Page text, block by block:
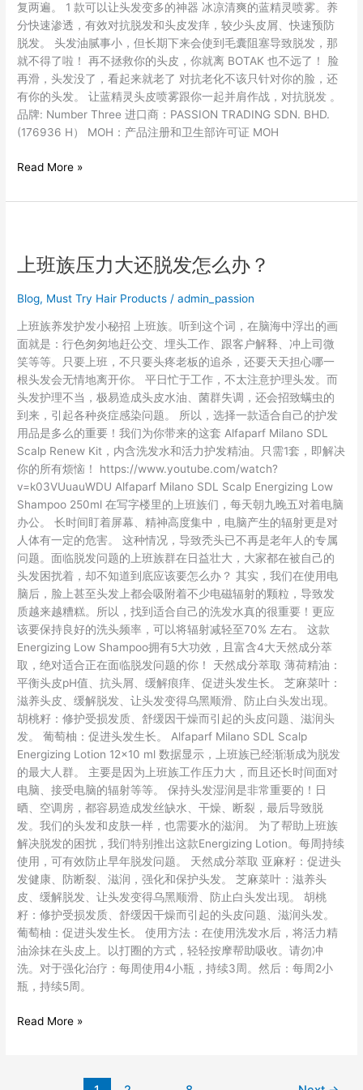
复两遍。 1 款可以让头发变多的神器 冰凉清爽的蓝精灵喷雾。养
分快速渗透，有效对抗脱发和头皮发痒，较少头皮屑、快速预防
脱发。 头发油腻事小，但长期下来会使到毛囊阻塞导致脱发，那
就不得了啦！ 再不拯救你的头皮，你就离 BOTAK 也不远了！ 脸
再滑，头发没了，看起来就老了 对抗老化不该只针对你的脸，还
有你的头发。 让蓝精灵头皮喷雾跟你一起并肩作战，对抗脱发 。
品牌: Number Three 进口商：PASSION TRADING SDN. BHD.
(176936 H） MOH：产品注册和卫生部许可证 MOH
Read More »
上班族压力大还脱发怎么办？
Blog, Must Try Hair Products /admin_passion
上班族养发护发小秘招 上班族。听到这个词，在脑海中浮出的画
面就是：行色匆匆地赶公交、埋头工作、跟客户解释、冲上司微
笑等等。只要上班，不只要头疼老板的追杀，还要天天担心哪一
根头发会无情地离开你。 平日忙于工作，不太注意护理头发。而
头发护理不当，极易造成头皮水油、菌群失调，还会招致螨虫的
到来，引起各种炎症感染问题。 所以，选择一款适合自己的护发
用品是多么的重要！我们为你带来的这套 Alfaparf Milano SDL
Scalp Renew Kit，内含洗发水和活力护发精油。只需1套，即解决
你的所有烦恼！ https://www.youtube.com/watch?
v=k03VUuauWDU Alfaparf Milano SDL Scalp Energizing Low
Shampoo 250ml 在写字楼里的上班族们，每天朝九晚五对着电脑
办公。 长时间盯着屏幕、精神高度集中，电脑产生的辐射更是对
人体有一定的危害。 这种情况，导致秃头已不再是老年人的专属
问题。面临脱发问题的上班族群在日益壮大，大家都在被自己的
头发困扰着，却不知道到底应该要怎么办？ 其实，我们在使用电
脑后，脸上甚至头发上都会吸附着不少电磁辐射的颗粒，导致发
质越来越糟糕。所以，找到适合自己的洗发水真的很重要！更应
该要保持良好的洗头频率，可以将辐射减轻至70% 左右。 这款
Energizing Low Shampoo拥有5大功效，且富含4大天然成分萃
取，绝对适合正在面临脱发问题的你！ 天然成分萃取 薄荷精油：
平衡头皮pH值、抗头屑、缓解痕痒、促进头发生长。 芝麻菜叶：
滋养头皮、缓解脱发、让头发变得乌黑顺滑、防止白头发出现。
胡桃籽：修护受损发质、舒缓因干燥而引起的头皮问题、滋润头
发。 葡萄柚：促进头发生长。 Alfaparf Milano SDL Scalp
Energizing Lotion 12×10 ml 数据显示，上班族已经渐渐成为脱发
的最大人群。 主要是因为上班族工作压力大，而且还长时间面对
电脑、接受电脑的辐射等等。 保持头发湿润是非常重要的！日
晒、空调房，都容易造成发丝缺水、干燥、断裂，最后导致脱
发。我们的头发和皮肤一样，也需要水的滋润。 为了帮助上班族
解决脱发的困扰，我们特别推出这款Energizing Lotion。每周持续
使用，可有效防止早年脱发问题。 天然成分萃取 亚麻籽：促进头
发健康、防断裂、滋润，强化和保护头发。 芝麻菜叶：滋养头
皮、缓解脱发、让头发变得乌黑顺滑、防止白头发出现。 胡桃
籽：修护受损发质、舒缓因干燥而引起的头皮问题、滋润头发。
葡萄柚：促进头发生长。 使用方法：在使用洗发水后，将活力精
油涂抹在头皮上。以打圈的方式，轻轻按摩帮助吸收。请勿冲
洗。对于强化治疗：每周使用4小瓶，持续3周。然后：每周2小
瓶，持续5周。
族
力
还
脱
发
怎
么
办？
Read More »